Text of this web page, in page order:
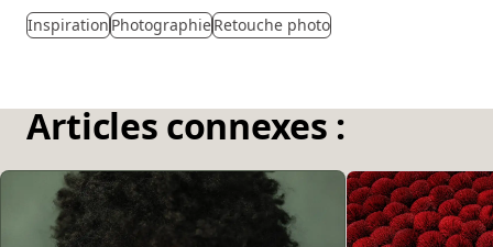
InspirationPhotographieRetouche photo
Articles connexes :